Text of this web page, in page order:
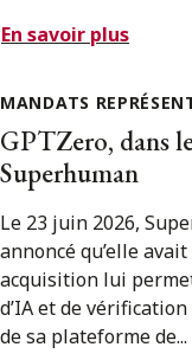
En savoir plus
MANDATS
GPTZero, dans
Superhuman
Le 23 juin 2026,
annoncé qu’elle
acquisition lui
d’IA et de
de sa plateforme de...